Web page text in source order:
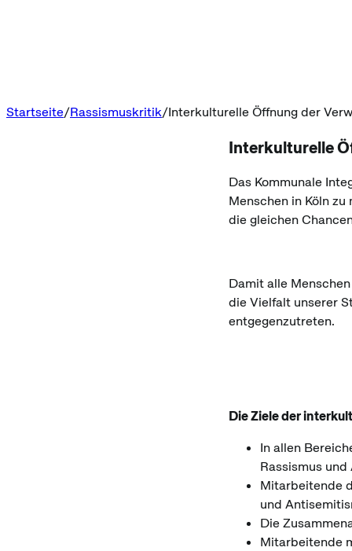
Startseite Rassismuskritik Interkulturelle Öffnung der
Interkulturelle
Das Kommunale
Menschen in Köln
die gleichen
Damit alle
die Vielfalt unserer
entgegenzutreten.
Die Ziele der
In allen
Rassismus
Mitarbeitende
und
Die
Mitarbeitende